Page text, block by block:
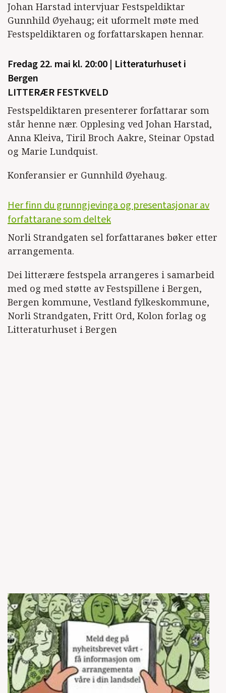
Johan Harstad intervjuar Festspeldiktar
Gunnhild Øyehaug; eit uformelt møte med
Festspeldiktaren og forfattarskapen hennar.
Fredag 22. mai kl. 20:00 | Litteraturhuset i
Bergen
LITTERÆR FESTKVELD
Festspeldiktaren presenterer forfattarar som
står henne nær. Opplesing ved Johan Harstad,
Anna Kleiva, Tiril Broch Aakre, Steinar Opstad
og Marie Lundquist.
Konferansier er Gunnhild Øyehaug.
Her finn du grunngjevinga og presentasjonar av
forfattarane som deltek
Norli Strandgaten sel forfattaranes bøker etter
arrangementa.
Dei litterære festspela arrangeres i samarbeid
med og med støtte av Festspillene i Bergen,
Bergen kommune, Vestland fylkeskommune,
Norli Strandgaten, Fritt Ord, Kolon forlag og
Litteraturhuset i Bergen